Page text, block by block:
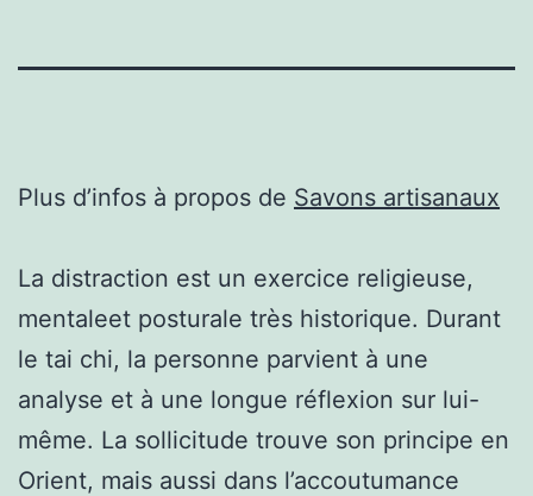
Plus d’infos à propos de Savons artisanaux
La distraction est un exercice religieuse,
mentaleet posturale très historique. Durant
le tai chi, la personne parvient à une
analyse et à une longue réflexion sur lui-
même. La sollicitude trouve son principe en
Orient, mais aussi dans l’accoutumance